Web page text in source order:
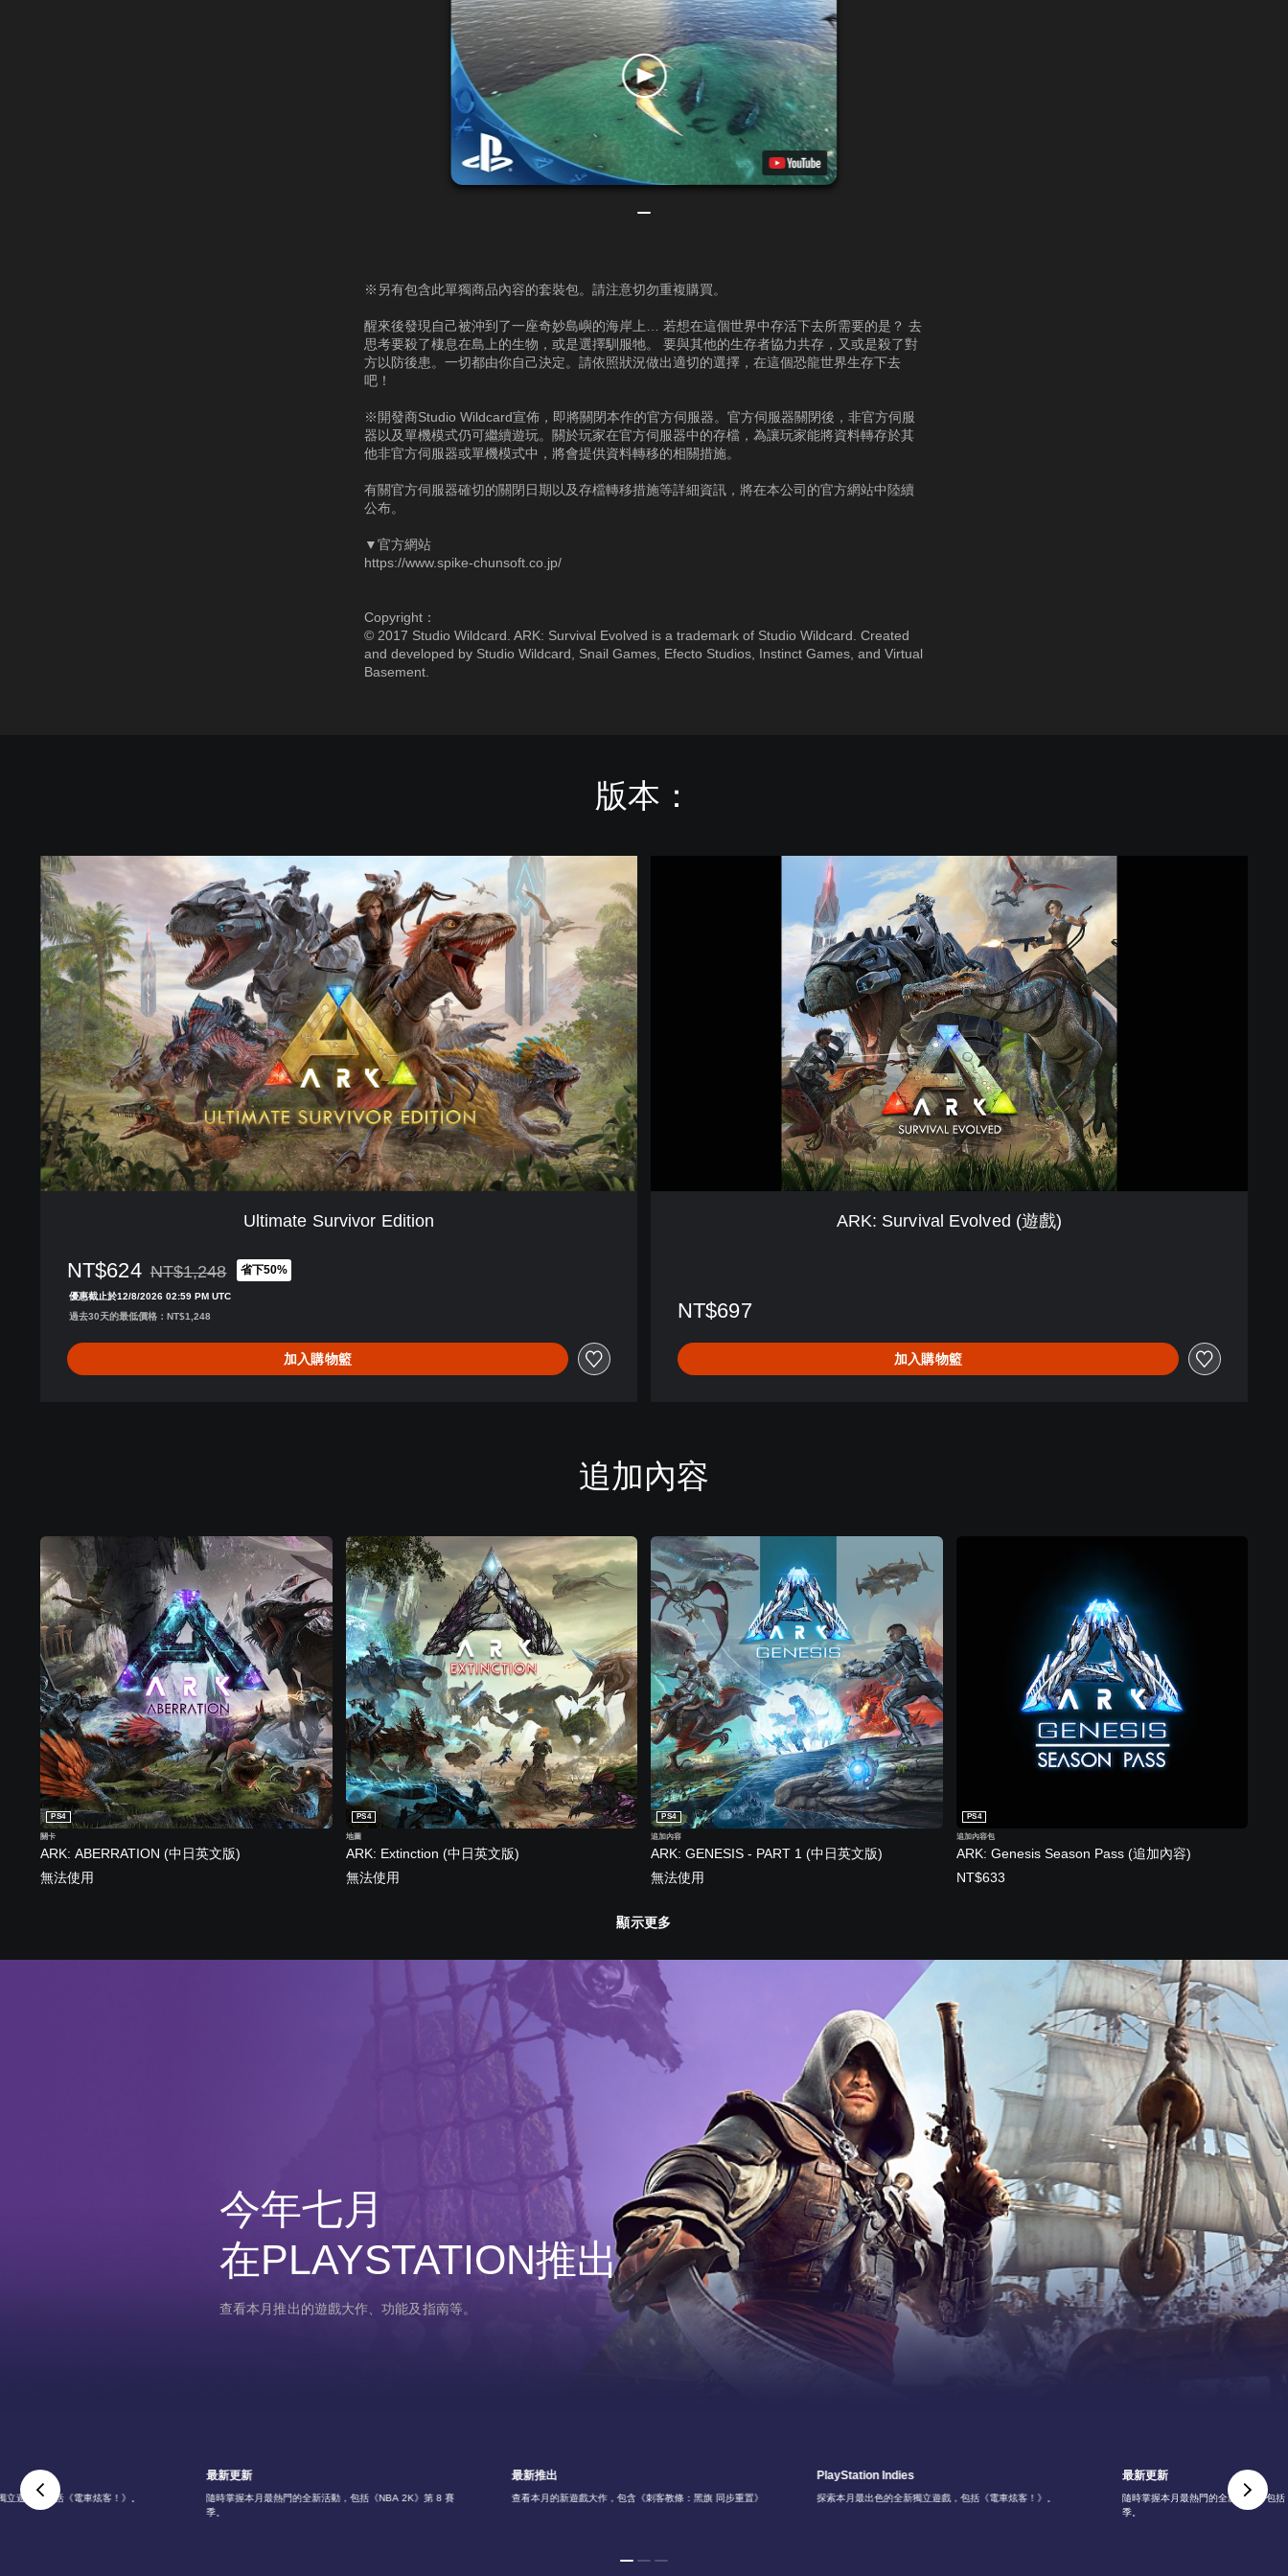
※另有包含此單獨商品內容的套裝包。請注意切勿重複購買。
醒來後發現自己被沖到了一座奇妙島嶼的海岸上… 若想在這個世界中存活下去所需要的是？ 去
思考要殺了棲息在島上的生物，或是選擇馴服牠。 要與其他的生存者協力共存，又或是殺了對
方以防後患。一切都由你自己決定。請依照狀況做出適切的選擇，在這個恐龍世界生存下去
吧！
※開發商Studio Wildcard宣佈，即將關閉本作的官方伺服器。官方伺服器關閉後，非官方伺服
器以及單機模式仍可繼續遊玩。關於玩家在官方伺服器中的存檔，為讓玩家能將資料轉存於其
他非官方伺服器或單機模式中，將會提供資料轉移的相關措施。
有關官方伺服器確切的關閉日期以及存檔轉移措施等詳細資訊，將在本公司的官方網站中陸續
公布。
▼官方網站
https://www.spike-chunsoft.co.jp/
Copyright：
© 2017 Studio Wildcard. ARK: Survival Evolved is a trademark of Studio Wildcard. Created
and developed by Studio Wildcard, Snail Games, Efecto Studios, Instinct Games, and Virtual
Basement.
版本：
U
l
t
i
m
a
t
e
S
u
r
v
i
v
o
r
E
Ultimate Survivor Edition
NT$624 折扣前原價為NT$1,248
NT$1,248 省下50%
優惠截止於12/8/2026 02:59 PM UTC
過去30天的最低價格：NT$1,248
加入購物籃
ARK: Survival Evolved (遊戲)
NT$697
加入購物籃
追加內容
ARK: ABERRATION (中日英文版)
PS4
關卡
無法使用
ARK: Extinction (中日英文版)
PS4
地圖
無法使用
ARK: GENESIS - PART 1 (中日英文版)
PS4
追加內容
無法使用
ARK: Genesis Season Pass (追加內容)
PS4
追加內容包
NT$633
顯示更多
今年七月
在PLAYSTATION推出
查看本月推出的遊戲大作、功能及指南等。
最新推出
查看本月的新遊戲大作，包含《刺客教條：黑旗 同步重置》
PlayStation Indies
探索本月最出色的全新獨立遊戲，包括《電車炫客！》。
最新更新
隨時掌握本月最熱門的全新活動，包
季。
立遊戲，包括《電車炫客！》。
最新更新
隨時掌握本月最熱門的全新活動，包括《NBA 2K》第 8 賽
季。